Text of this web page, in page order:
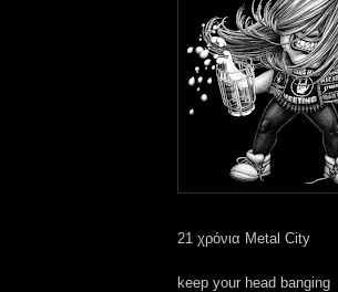
21 χρόνια Metal City
keep your head banging